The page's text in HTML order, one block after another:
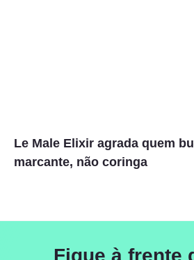
Le Male Elixir agrada quem
marcante, não coringa
Fique à frente